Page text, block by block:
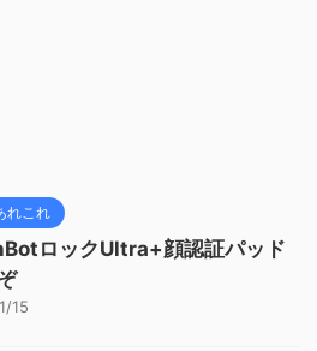
れこれ
ロックUltra+顔認証パッド
15